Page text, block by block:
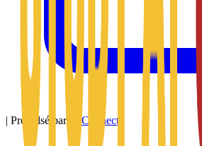
| Propulsé par SitConnect